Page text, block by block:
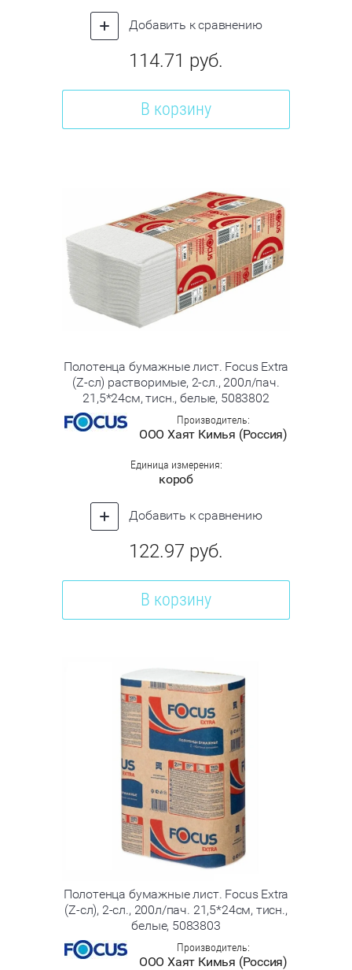
Добавить к сравнению
114.71 руб.
В корзину
Полотенца бумажные лист. Focus Extra
(Z-сл) растворимые, 2-сл., 200л/пач.
21,5*24см, тисн., белые, 5083802
Производитель:
ООО Хаят Кимья (Россия)
Единица измерения:
короб
Добавить к сравнению
122.97 руб.
В корзину
Полотенца бумажные лист. Focus Extra
(Z-сл), 2-сл., 200л/пач. 21,5*24см, тисн.,
белые, 5083803
Производитель:
ООО Хаят Кимья (Россия)